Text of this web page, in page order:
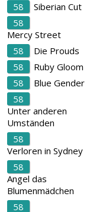
58
Siberian Cut
58
Mercy Street
58
Die Prouds
58
Ruby Gloom
58
Blue Gender
58
Unter anderen
Umständen
58
Verloren in Sydney
58
Angel das
Blumenmädchen
58